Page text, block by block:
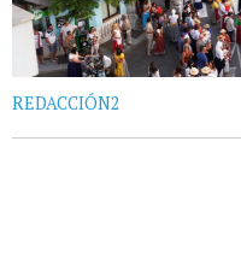
REDACCIÓN2